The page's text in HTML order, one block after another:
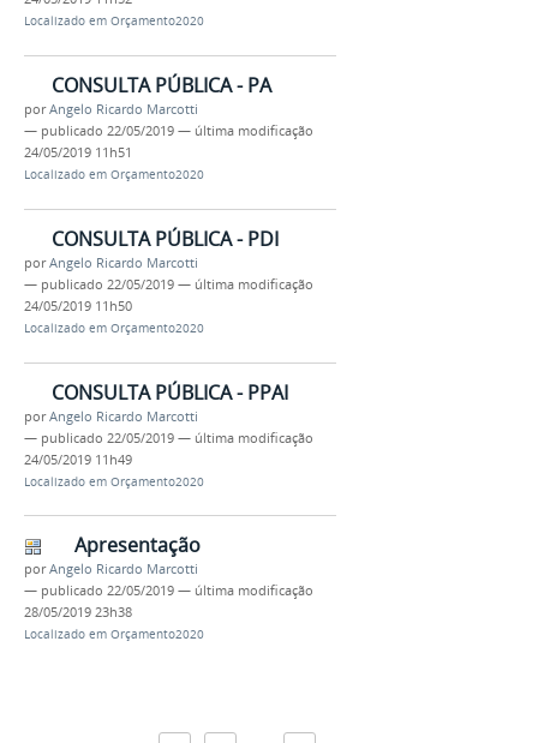
Localizado em Orçamento2020
CONSULTA PÚBLICA - PA
porAngelo Ricardo Marcotti
— publicado 22/05/2019 — última modificação
24/05/2019 11h51
Localizado em Orçamento2020
CONSULTA PÚBLICA - PDI
porAngelo Ricardo Marcotti
— publicado 22/05/2019 — última modificação
24/05/2019 11h50
Localizado em Orçamento2020
CONSULTA PÚBLICA - PPAI
porAngelo Ricardo Marcotti
— publicado 22/05/2019 — última modificação
24/05/2019 11h49
Localizado em Orçamento2020
Apresentação
porAngelo Ricardo Marcotti
— publicado 22/05/2019 — última modificação
28/05/2019 23h38
Localizado em Orçamento2020